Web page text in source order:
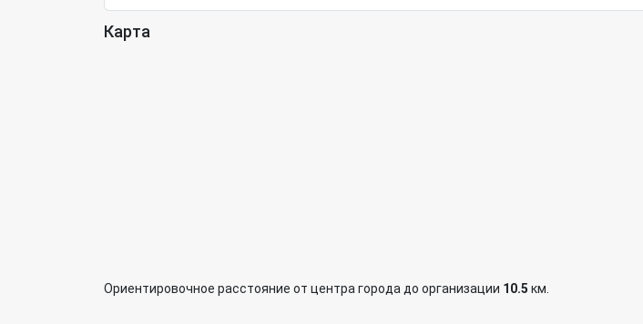
Карта
Ориентировочное расстояние от центра города до организации 10.5 км.